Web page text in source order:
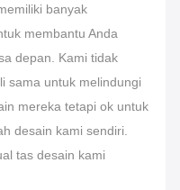
banyak
membantu Anda
depan. Kami tidak
sama untuk melindungi
mereka tetapi ok untuk
desain kami sendiri.
tas desain kami